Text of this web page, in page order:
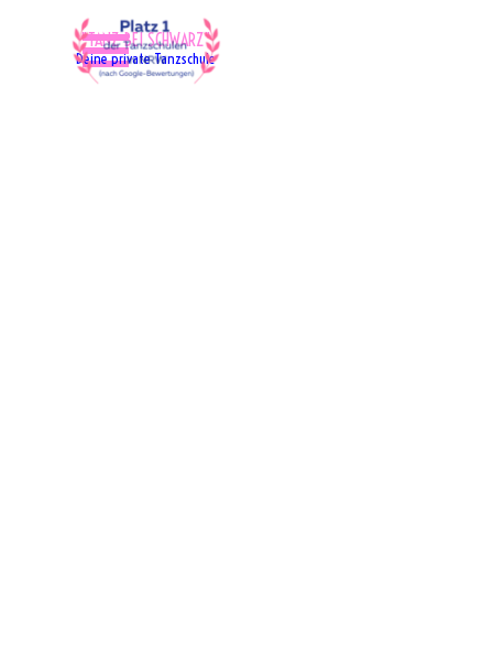
Menü überspringen
"TANZ BEI SCHWARZ"
Deine private Tanzschule